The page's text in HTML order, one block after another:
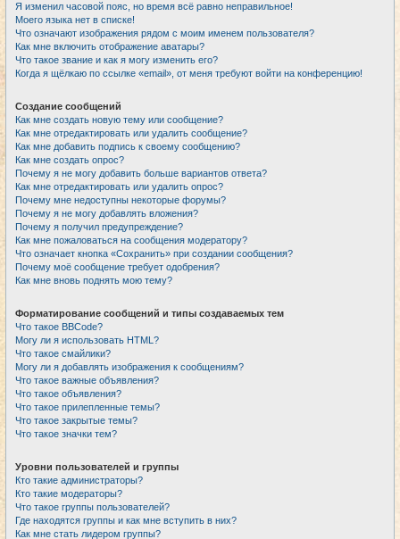
Я изменил часовой пояс, но время всё равно неправильное!
Моего языка нет в списке!
Что означают изображения рядом с моим именем пользователя?
Как мне включить отображение аватары?
Что такое звание и как я могу изменить его?
Когда я щёлкаю по ссылке «email», от меня требуют войти на конференцию!
Создание сообщений
Как мне создать новую тему или сообщение?
Как мне отредактировать или удалить сообщение?
Как мне добавить подпись к своему сообщению?
Как мне создать опрос?
Почему я не могу добавить больше вариантов ответа?
Как мне отредактировать или удалить опрос?
Почему мне недоступны некоторые форумы?
Почему я не могу добавлять вложения?
Почему я получил предупреждение?
Как мне пожаловаться на сообщения модератору?
Что означает кнопка «Сохранить» при создании сообщения?
Почему моё сообщение требует одобрения?
Как мне вновь поднять мою тему?
Форматирование сообщений и типы создаваемых тем
Что такое BBCode?
Могу ли я использовать HTML?
Что такое смайлики?
Могу ли я добавлять изображения к сообщениям?
Что такое важные объявления?
Что такое объявления?
Что такое прилепленные темы?
Что такое закрытые темы?
Что такое значки тем?
Уровни пользователей и группы
Кто такие администраторы?
Кто такие модераторы?
Что такое группы пользователей?
Где находятся группы и как мне вступить в них?
Как мне стать лидером группы?